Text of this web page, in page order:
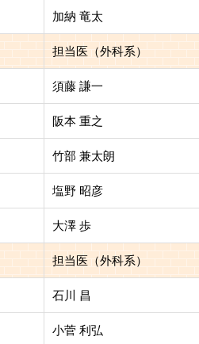
加納 竜太
担当医（外科系）
須藤 謙一
阪本 重之
竹部 兼太朗
塩野 昭彦
大澤 歩
担当医（外科系）
石川 昌
小菅 利弘